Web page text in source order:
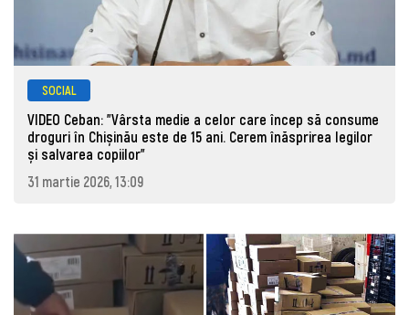
SOCIAL
VIDEO Ceban: "Vârsta medie a celor care încep să consume
droguri în Chișinău este de 15 ani. Cerem înăsprirea legilor
și salvarea copiilor"
31 martie 2026, 13:09